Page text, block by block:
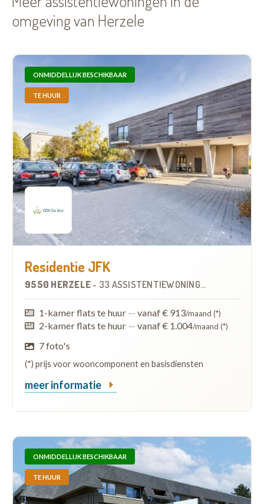
omgeving van Herzele
ONMIDDELLIJK BESCHIKBAAR
TE HUUR
Residentie JFK
9550 HERZELE - 33 ASSISTENTIEWONINGEN
1-kamer flats te huur — vanaf € 913/maand (*)
2-kamer flats te huur — vanaf € 1.004/maand (*)
7 foto's
(*) prijs voor wooncomponent en basisdiensten
meer informatie
ONMIDDELLIJK BESCHIKBAAR
TE HUUR